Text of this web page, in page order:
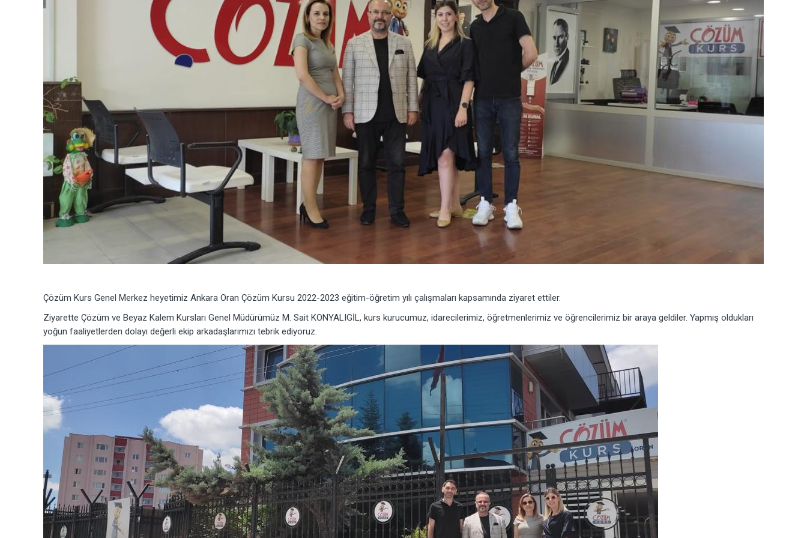
Çözüm Kurs Genel Merkez heyetimiz Ankara Oran Çözüm Kursu 2022-2023 eğitim-öğretim yılı çalışmaları kapsamında ziyaret ettiler.
Ziyarette Çözüm ve Beyaz Kalem Kursları Genel Müdürümüz M. Sait KONYALIGİL, kurs kurucumuz, idarecilerimiz, öğretmenlerimiz ve öğrencilerimiz bir araya geldiler. Yapmış oldukları
yoğun faaliyetlerden dolayı değerli ekip arkadaşlarımızı tebrik ediyoruz.